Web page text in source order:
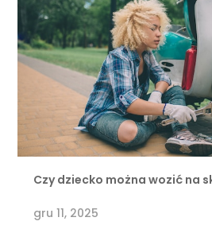
Czy dziecko można wozić na
gru 11, 2025